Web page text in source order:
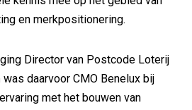
en merkpositionering.
Director van Postcode Loterij
daarvoor CMO Benelux bij
met het bouwen van